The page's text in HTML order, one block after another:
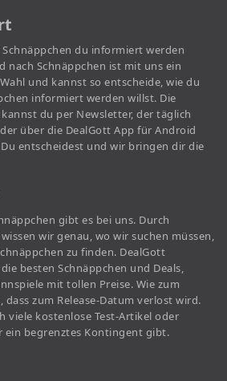
du informiert werden
nach Schnäppchen ist mit uns ein
und kannst so entscheide, wie du
informiert werden willst. Die
du per Newsletter, der täglich
über die DealGott App für Android
entscheidest und wir bringen dir die
gibt es bei uns. Durch
wir genau, wo wir suchen müssen,
zu finden. DealGott
besten Schnäppchen und Deals,
mit tollen Preise. Wie zum
dass zum Release-Datum verlost wird.
viele kostenlose Test-Artikel oder
ein begrenztes Kontingent gibt.